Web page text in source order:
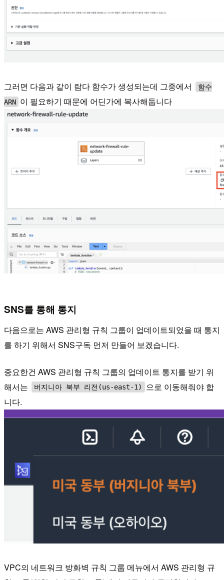
그러면 다음과 같이 람다 함수가 생성되는데 그중에서
함수
ARN 이 필요하기 때문에 어딘가에 복사해둡니다
SNS를 통해 통지
다음으로는 AWS 관리형 규칙 그룹이 업데이트되었을 때 통지
를 하기 위해서 SNS구독 먼저 만들어 보겠습니다.
중요한건 AWS 관리형 규칙 그룹의 업데이트 통지를 받기 위
해서는
버지니아 북부 리전(us-east-1)
으로 이동해줘야 합
니다.
VPC의 네트워크 방화벽 규칙 그룹 메뉴에서 AWS 관리형 규